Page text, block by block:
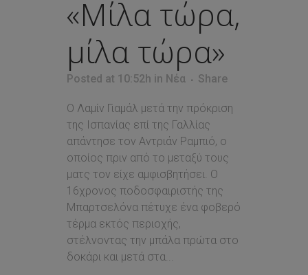
«Μίλα τώρα,
μίλα τώρα»
Posted at 10:52h in Νέα Share
Ο Λαμίν Γιαμάλ μετά την πρόκριση
της Ισπανίας επί της Γαλλίας
απάντησε τον Αντριάν Ραμπιό, ο
οποίος πριν από το μεταξύ τους
ματς τον είχε αμφισβητήσει. Ο
16χρονος ποδοσφαιριστής της
Μπαρτσελόνα πέτυχε ένα φοβερό
τέρμα εκτός περιοχής,
στέλνοντας την μπάλα πρώτα στο
δοκάρι και μετά στα...